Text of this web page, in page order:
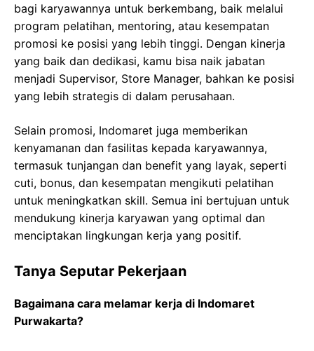
bagi karyawannya untuk berkembang, baik melalui
program pelatihan, mentoring, atau kesempatan
promosi ke posisi yang lebih tinggi. Dengan kinerja
yang baik dan dedikasi, kamu bisa naik jabatan
menjadi Supervisor, Store Manager, bahkan ke posisi
yang lebih strategis di dalam perusahaan.
Selain promosi, Indomaret juga memberikan
kenyamanan dan fasilitas kepada karyawannya,
termasuk tunjangan dan benefit yang layak, seperti
cuti, bonus, dan kesempatan mengikuti pelatihan
untuk meningkatkan skill. Semua ini bertujuan untuk
mendukung kinerja karyawan yang optimal dan
menciptakan lingkungan kerja yang positif.
Tanya Seputar Pekerjaan
Bagaimana cara melamar kerja di Indomaret
Purwakarta?